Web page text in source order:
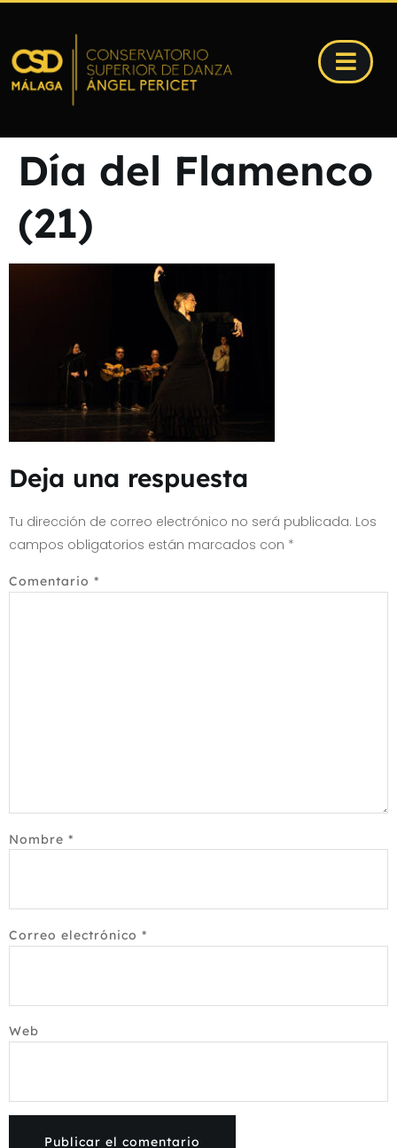
Día del Flamenco
(21)
Deja una respuesta
Tu dirección de correo electrónico no será publicada. Los
campos obligatorios están marcados con *
Comentario *
Nombre *
Correo electrónico *
Web